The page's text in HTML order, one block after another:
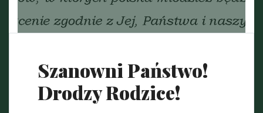
Szanowni Państwo!
Drodzy Rodzice!